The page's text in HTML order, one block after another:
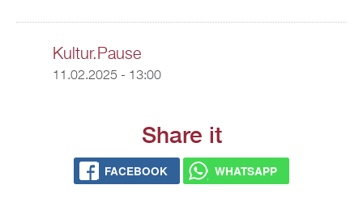
Kultur.Pause
11.02.2025 - 13:00
Share it
FACEBOOK WHATSAPP